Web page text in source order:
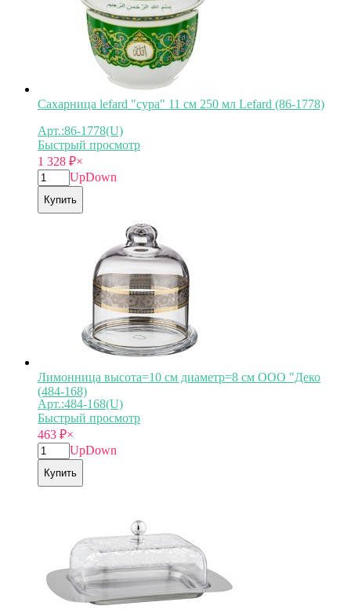
Сахарница lefard "сура" 11 см 250 мл Lefard (86-1778)
Арт.:86-1778(U)
Быстрый просмотр
1 328 ₽×
UpDown
Купить
Лимонница высота=10 см диаметр=8 см ООО "Деко
(484-168)
Арт.:484-168(U)
Быстрый просмотр
463 ₽×
UpDown
Купить